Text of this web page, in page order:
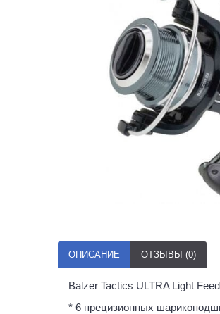
ОПИСАНИЕ ОТЗЫВЫ (0)
Balzer Tactics ULTRA Light
* 6 прецизионных